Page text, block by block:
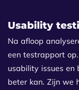
Usability
Na afloop
een testrapport
usability issues
beter kan. Zijn we